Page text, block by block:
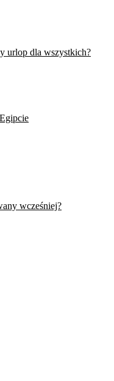
urlop dla wszystkich?
wcześniej?